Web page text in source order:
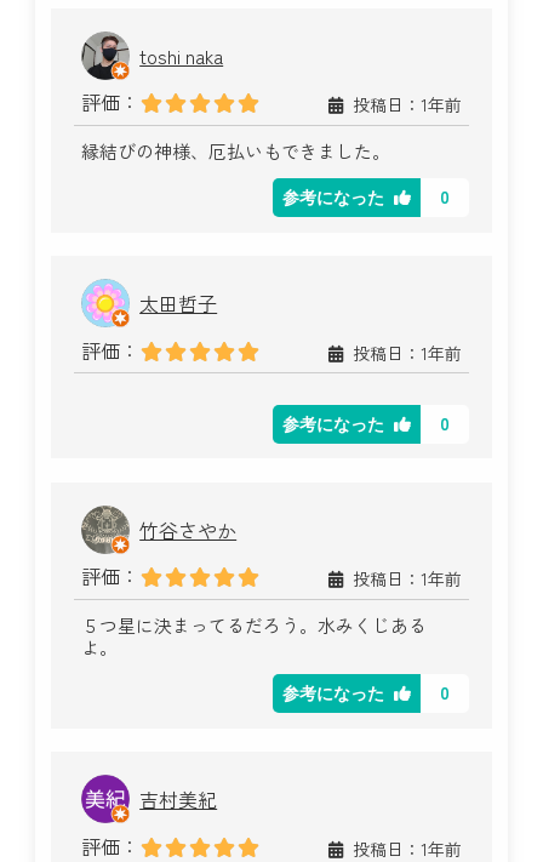
toshi naka
評価：
投稿日：1年前
縁結びの神様、厄払いもできました。
参考になった 0
太田哲子
評価：
投稿日：1年前
参考になった 0
竹谷さやか
評価：
投稿日：1年前
５つ星に決まってるだろう。水みくじある
よ。
参考になった 0
吉村美紀
評価：
投稿日：1年前